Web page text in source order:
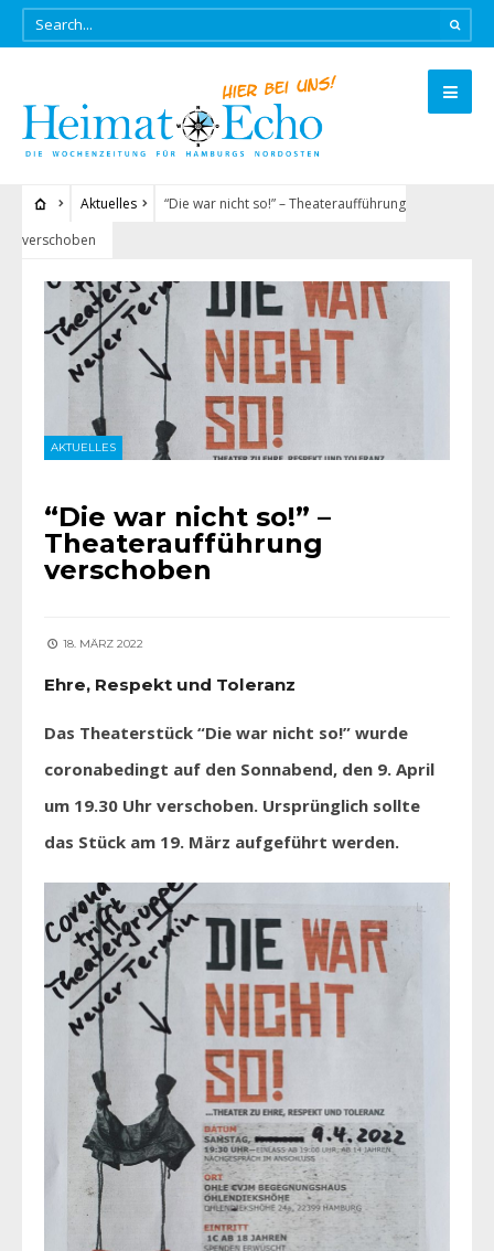
Aktuelles
“Die war nicht so!” – Theateraufführung
verschoben
AKTUELLES
“Die war nicht so!” –
Theateraufführung
verschoben
18. MÄRZ 2022
Ehre, Respekt und Toleranz
Das Theaterstück “Die war nicht so!” wurde
coronabedingt auf den Sonnabend, den 9. April
um 19.30 Uhr verschoben. Ursprünglich sollte
das Stück am 19. März aufgeführt werden.